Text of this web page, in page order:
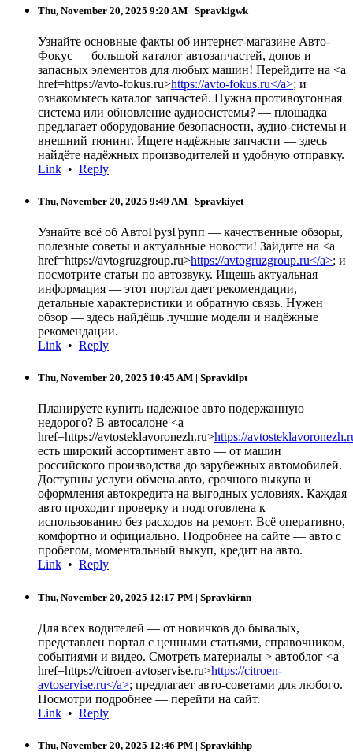
Thu, November 20, 2025 9:20 AM | Spravkigwk
Узнайте основные факты об интернет-магазине Авто-
Фокус — большой каталог автозапчастей, допов и
запасных элементов для любых машин! Перейдите на <a
href=https://avto-fokus.ru>https://avto-fokus.ru</a>; и
ознакомьтесь каталог запчастей. Нужна противоугонная
система или обновление аудиосистемы? — площадка
предлагает оборудование безопасности, аудио-системы и
внешний тюнинг. Ищете надёжные запчасти — здесь
найдёте надёжных производителей и удобную отправку.
Link • Reply
Thu, November 20, 2025 9:49 AM | Spravkiyet
Узнайте всё об АвтоГрузГрупп — качественные обзоры,
полезные советы и актуальные новости! Зайдите на <a
href=https://avtogruzgroup.ru>https://avtogruzgroup.ru</a>; и
посмотрите статьи по автозвуку. Ищешь актуальная
информация — этот портал дает рекомендации,
детальные характеристики и обратную связь. Нужен
обзор — здесь найдёшь лучшие модели и надёжные
рекомендации.
Link • Reply
Thu, November 20, 2025 10:45 AM | Spravkilpt
Планируете купить надежное авто подержанную
недорого? В автосалоне <a
href=https://avtosteklavoronezh.ru>https://
есть широкий ассортимент авто — от машин
российского производства до зарубежных автомобилей.
Доступны услуги обмена авто, срочного выкупа и
оформления автокредита на выгодных условиях. Каждая
авто проходит проверку и подготовлена к
использованию без расходов на ремонт. Всё оперативно,
комфортно и официально. Подробнее на сайте — авто с
пробегом, моментальный выкуп, кредит на авто.
Link • Reply
Thu, November 20, 2025 12:17 PM | Spravkirnn
Для всех водителей — от новичков до бывалых,
представлен портал с ценными статьями, справочником,
событиями и видео. Смотреть материалы > автоблог <a
href=https://citroen-avtoservise.ru>https://citroen-
avtoservise.ru</a>; предлагает авто-советами для любого.
Посмотри подробнее — перейти на сайт.
Link • Reply
Thu, November 20, 2025 12:46 PM | Spravkihhp